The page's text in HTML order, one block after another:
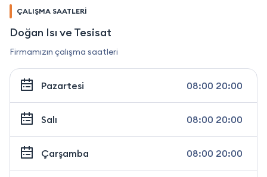
ÇALIŞMA SAATLERİ
Doğan Isı ve Tesisat
Firmamızın çalışma saatleri
Pazartesi 08:00 20:00
Salı 08:00 20:00
Çarşamba 08:00 20:00